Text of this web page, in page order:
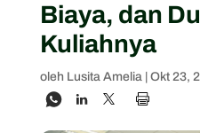
Biaya, dan
Kuliahnya
oleh Lusita Amelia| Okt 23,